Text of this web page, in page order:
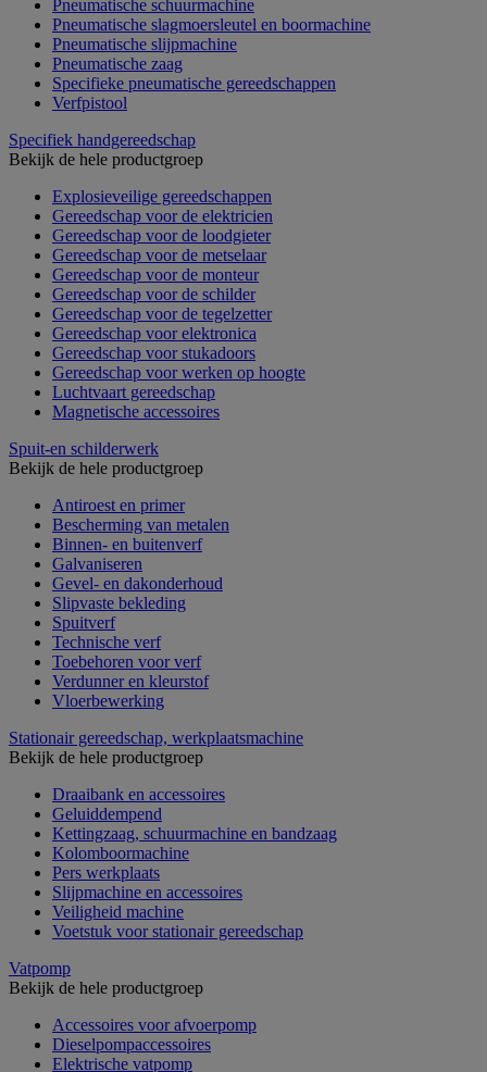
Pneumatische schuurmachine
Pneumatische slagmoersleutel en boormachine
Pneumatische slijpmachine
Pneumatische zaag
Specifieke pneumatische gereedschappen
Verfpistool
Specifiek handgereedschap
Bekijk de hele productgroep
Explosieveilige gereedschappen
Gereedschap voor de elektricien
Gereedschap voor de loodgieter
Gereedschap voor de metselaar
Gereedschap voor de monteur
Gereedschap voor de schilder
Gereedschap voor de tegelzetter
Gereedschap voor elektronica
Gereedschap voor stukadoors
Gereedschap voor werken op hoogte
Luchtvaart gereedschap
Magnetische accessoires
Spuit-en schilderwerk
Bekijk de hele productgroep
Antiroest en primer
Bescherming van metalen
Binnen- en buitenverf
Galvaniseren
Gevel- en dakonderhoud
Slipvaste bekleding
Spuitverf
Technische verf
Toebehoren voor verf
Verdunner en kleurstof
Vloerbewerking
Stationair gereedschap, werkplaatsmachine
Bekijk de hele productgroep
Draaibank en accessoires
Geluiddempend
Kettingzaag, schuurmachine en bandzaag
Kolomboormachine
Pers werkplaats
Slijpmachine en accessoires
Veiligheid machine
Voetstuk voor stationair gereedschap
Vatpomp
Bekijk de hele productgroep
Accessoires voor afvoerpomp
Dieselpompaccessoires
Elektrische vatpomp